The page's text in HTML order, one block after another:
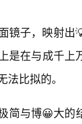
镜子，映射出
是在与成千
比拟的。
简与博😀大